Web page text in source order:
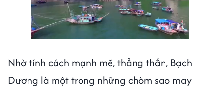
Next video in 2 Cancel
Nhờ tính cách mạnh mẽ, thẳng thắn, Bạch
Dương là một trong những chòm sao may